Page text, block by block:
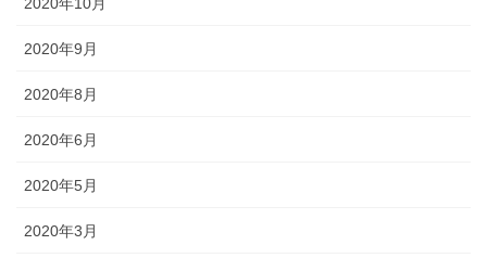
2020年9月
2020年8月
2020年6月
2020年5月
2020年3月
獅子舞